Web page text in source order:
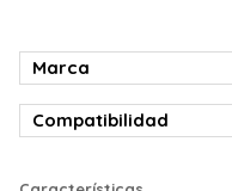
Marca
Compatibilidad